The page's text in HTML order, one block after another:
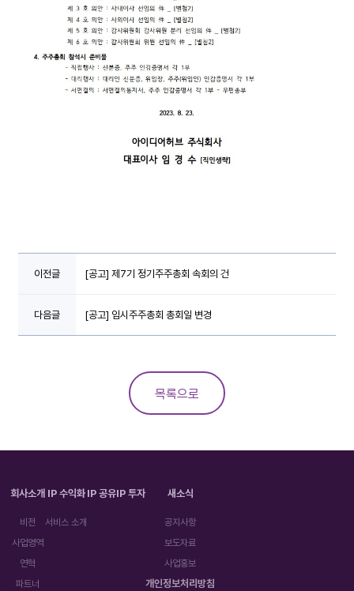
이전글 [공고] 제7기 정기주주총회 속회의 건
다음글 [공고] 임시주주총회 총회일 변경
목록으로
회사소개
비전
사업영역
연혁
파트너
IP 수익화
서비스 소개
IP 공유IP 투자 새소식
공지사항
보도자료
사업홍보
개인정보처리방침